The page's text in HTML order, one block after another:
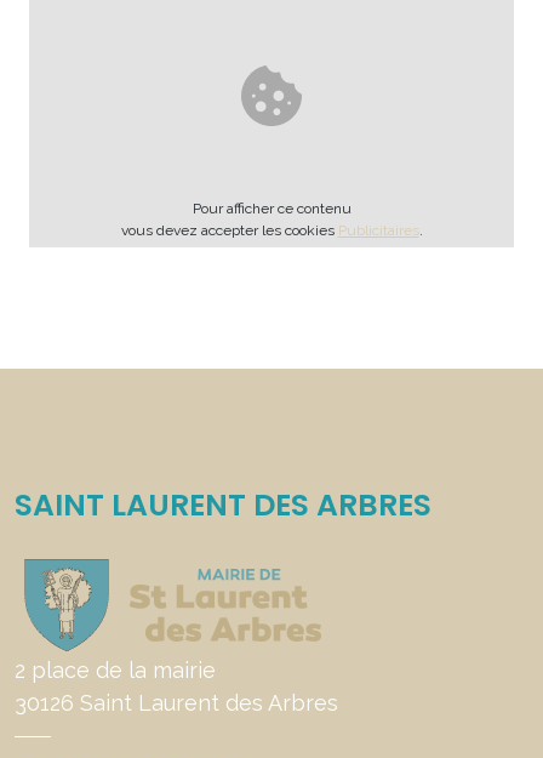
Pour afficher ce contenu
vous devez accepter les cookies Publicitaires.
SAINT LAURENT DES ARBRES
2 place de la mairie
30126 Saint Laurent des Arbres